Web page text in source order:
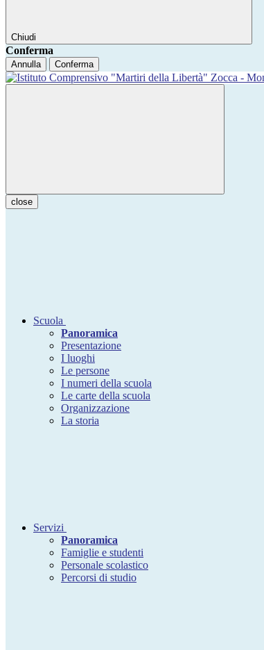
Chiudi
Conferma
Annulla Conferma
close
Scuola
Panoramica
Presentazione
I luoghi
Le persone
I numeri della scuola
Le carte della scuola
Organizzazione
La storia
Servizi
Panoramica
Famiglie e studenti
Personale scolastico
Percorsi di studio